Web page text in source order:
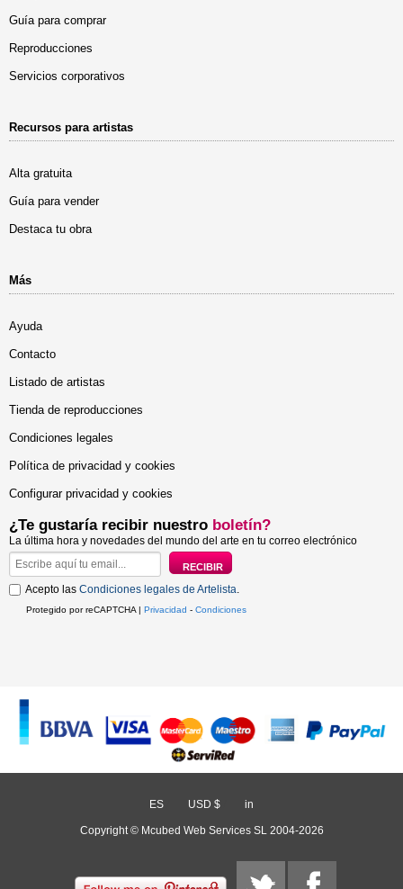
Guía para comprar
Reproducciones
Servicios corporativos
Recursos para artistas
Alta gratuita
Guía para vender
Destaca tu obra
Más
Ayuda
Contacto
Listado de artistas
Tienda de reproducciones
Condiciones legales
Política de privacidad y cookies
Configurar privacidad y cookies
¿Te gustaría recibir nuestro boletín?
La última hora y novedades del mundo del arte en tu correo electrónico
Acepto las Condiciones legales de Artelista
Protegido por reCAPTCHA | Privacidad - Condiciones
ES USD $ in
Copyright © Mcubed Web Services SL 2004-2026